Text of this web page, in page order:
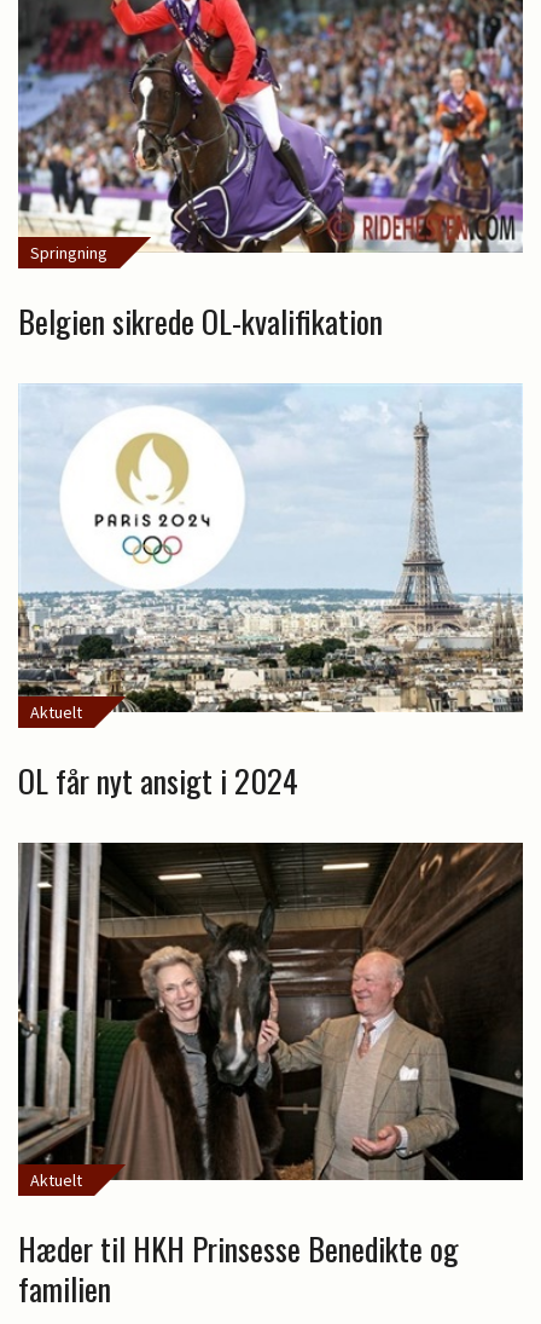
Springning
Belgien sikrede OL-kvalifikation
Aktuelt
OL får nyt ansigt i 2024
Aktuelt
Hæder til HKH Prinsesse Benedikte og
familien